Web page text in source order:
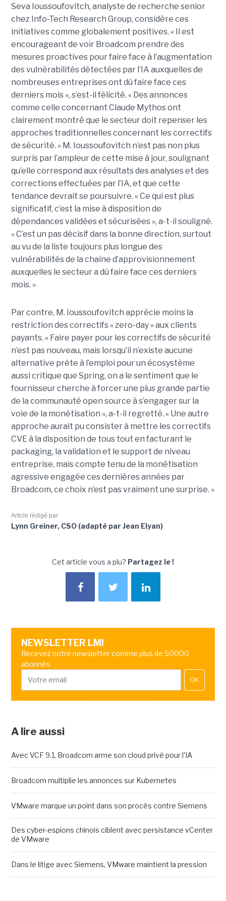
Seva Ioussoufovitch, analyste de recherche senior
chez Info-Tech Research Group, considère ces
initiatives comme globalement positives. « Il est
encourageant de voir Broadcom prendre des
mesures proactives pour faire face à l’augmentation
des vulnérabilités détectées par l’IA auxquelles de
nombreuses entreprises ont dû faire face ces
derniers mois », s’est-il félicité. « Des annonces
comme celle concernant Claude Mythos ont
clairement montré que le secteur doit repenser les
approches traditionnelles concernant les correctifs
de sécurité. » M. Ioussoufovitch n’est pas non plus
surpris par l’ampleur de cette mise à jour, soulignant
qu’elle correspond aux résultats des analyses et des
corrections effectuées par l’IA, et que cette
tendance devrait se poursuivre. « Ce qui est plus
significatif, c’est la mise à disposition de
dépendances validées et sécurisées », a-t-il souligné.
« C’est un pas décisif dans la bonne direction, surtout
au vu de la liste toujours plus longue des
vulnérabilités de la chaîne d’approvisionnement
auxquelles le secteur a dû faire face ces derniers
mois. »
Par contre, M. Ioussoufovitch apprécie moins la
restriction des correctifs « zero-day » aux clients
payants. « Faire payer pour les correctifs de sécurité
n’est pas nouveau, mais lorsqu’il n’existe aucune
alternative prête à l’emploi pour un écosystème
aussi critique que Spring, on a le sentiment que le
fournisseur cherche à forcer une plus grande partie
de la communauté open source à s’engager sur la
voie de la monétisation », a-t-il regretté. « Une autre
approche aurait pu consister à mettre les correctifs
CVE à la disposition de tous tout en facturant le
packaging, la validation et le support de niveau
entreprise, mais compte tenu de la monétisation
agressive engagée ces dernières années par
Broadcom, ce choix n’est pas vraiment une surprise. »
Article rédigé par
Lynn Greiner, CSO (adapté par Jean Elyan)
Cet article vous a plu? Partagez le !
NEWSLETTER LMI
Recevez notre newsletter comme plus de 50000
abonnés
OK
A lire aussi
Avec VCF 9.1, Broadcom arme son cloud privé pour l'IA
Broadcom multiplie les annonces sur Kubernetes
VMware marque un point dans son procès contre Siemens
Des cyber-espions chinois ciblent avec persistance vCenter
de VMware
Dans le litige avec Siemens, VMware maintient la pression